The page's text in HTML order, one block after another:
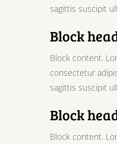
sagittis suscipit
Block
Block content.
consectetur
sagittis suscipit
Block
Block content.